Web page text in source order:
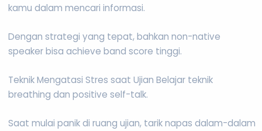
kamu dalam mencari informasi.
Dengan strategi yang tepat, bahkan non-native
speaker bisa achieve band score tinggi.
Teknik Mengatasi Stres saat Ujian Belajar teknik
breathing dan positive self-talk.
Saat mulai panik di ruang ujian, tarik napas dalam-dalam